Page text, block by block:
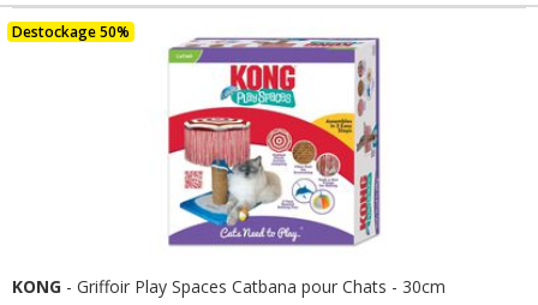
final
24.81€
Destockage 50%
KONG - Griffoir Play Spaces Catbana pour Chats - 30cm